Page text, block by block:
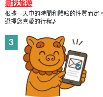
尋找旅遊
根據一天中的時間和體驗的性質而定。
選擇您喜愛的行程♪